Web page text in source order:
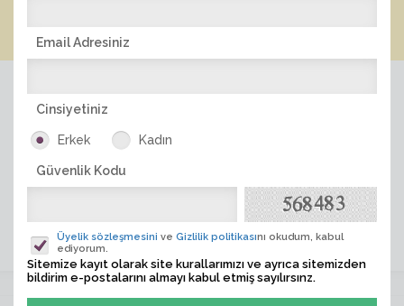
ÜYE ARA
VİTRİN
Email Adresiniz
Cinsiyetiniz
Erkek Kadın
Güvenlik Kodu
Üyelik sözleşmesini ve Gizlilik politikasını okudum, kabul
ediyorum.
Sitemize kayıt olarak site kurallarımızı ve ayrıca sitemizden
bildirim e-postalarını almayı kabul etmiş sayılırsınz.